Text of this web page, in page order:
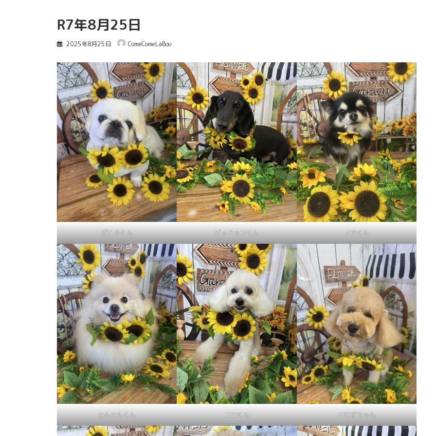
R7年8月25日
2025年8月25日 ComeComeLaBoo
ぽこタくん ピッチャンくん ノアくん
とんとんくん コロくん こむぎちゃん